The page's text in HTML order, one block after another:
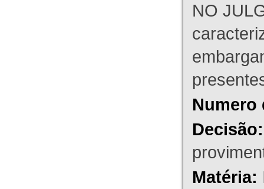
NO
Numero
Decisão:
Matéria: